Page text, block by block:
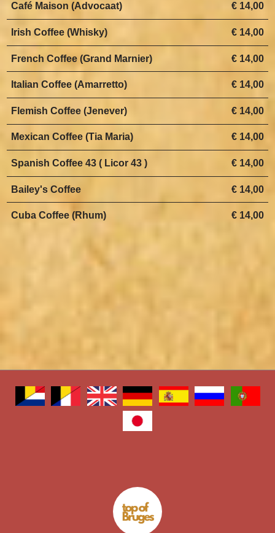
€ 14,00
Café Maison (Advocaat)
€ 14,00
Irish Coffee (Whisky)
€ 14,00
French Coffee (Grand Marnier)
€ 14,00
Italian Coffee (Amarretto)
€ 14,00
Flemish Coffee (Jenever)
€ 14,00
Mexican Coffee (Tia Maria)
€ 14,00
Spanish Coffee 43 ( Licor 43 )
€ 14,00
Bailey's Coffee
€ 14,00
Cuba Coffee (Rhum)